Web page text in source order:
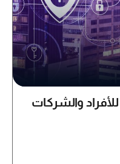
للأفراد والشركات